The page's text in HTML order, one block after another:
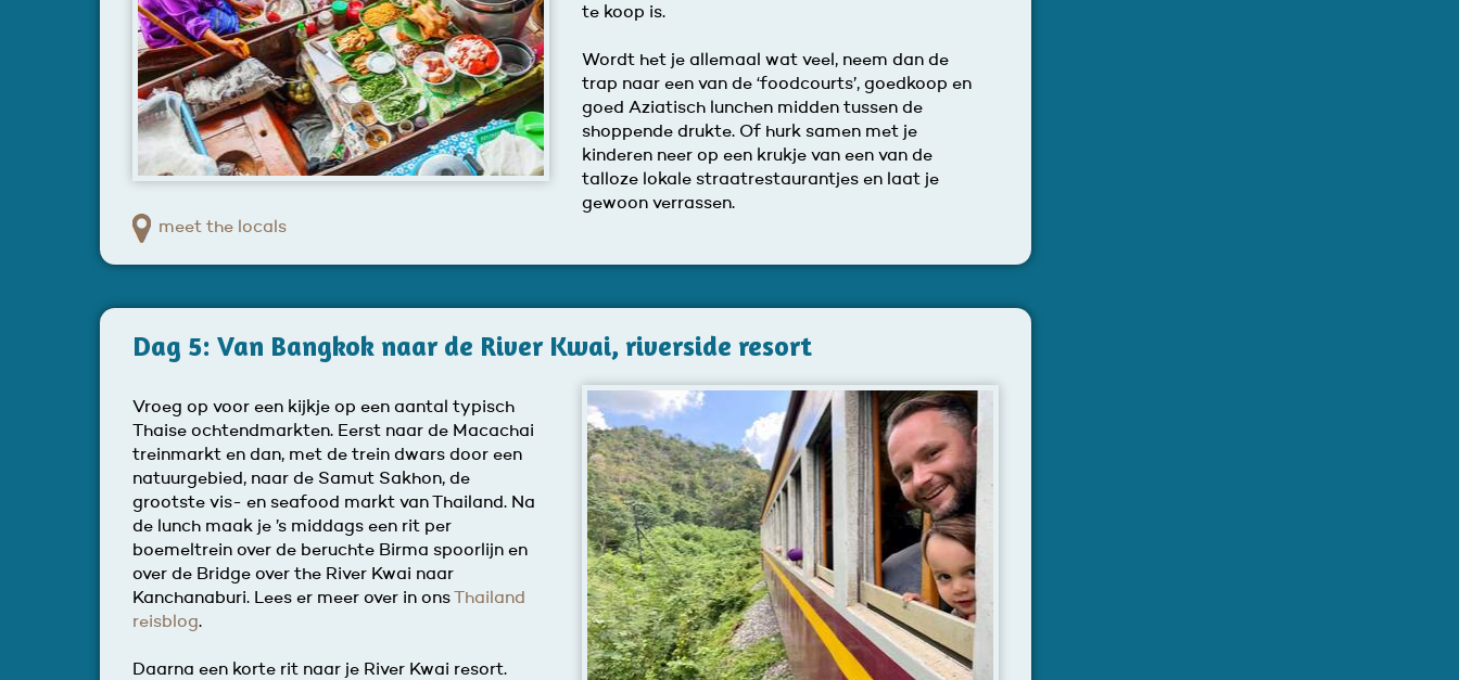
te koop is.
Wordt het je allemaal wat veel, neem dan de
trap naar een van de ‘foodcourts’, goedkoop en
goed Aziatisch lunchen midden tussen de
shoppende drukte. Of hurk samen met je
kinderen neer op een krukje van een van de
talloze lokale straatrestaurantjes en laat je
gewoon verrassen.
meet the locals
Dag 5: Van Bangkok naar de River Kwai, riverside resort
Vroeg op voor een kijkje op een aantal typisch
Thaise ochtendmarkten. Eerst naar de Macachai
treinmarkt en dan, met de trein dwars door een
natuurgebied, naar de Samut Sakhon, de
grootste vis- en seafood markt van Thailand. Na
de lunch maak je ’s middags een rit per
boemeltrein over de beruchte Birma spoorlijn en
over de Bridge over the River Kwai naar
Kanchanaburi. Lees er meer over in ons
Thailand
reisblog.
Daarna een korte rit naar je River Kwai resort.